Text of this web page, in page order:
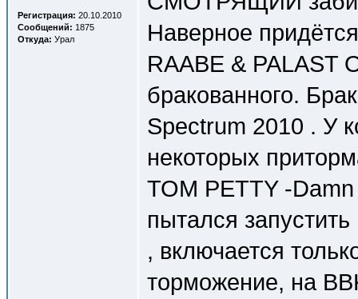
Регистрация: 20.10.2010
Сообщений: 1875
Откуда: Урал
Наверное
RAABE & PALAST
бракованного.
Spectrum 2010 . У
некоторых
TOM PETTY -
пытался
, включается
торможение, на